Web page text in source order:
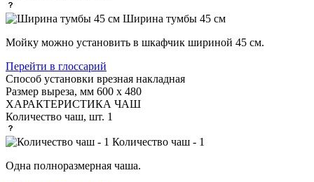
Ширина тумбы 45 см
Мойку можно установить в шкафчик шириной 45 см.
Перейти в глоссарий
Способ установки врезная накладная
Размер выреза, мм 600 х 480
ХАРАКТЕРИСТИКА ЧАШ
Количество чаш, шт. 1
Количество чаш - 1
Одна полноразмерная чаша.